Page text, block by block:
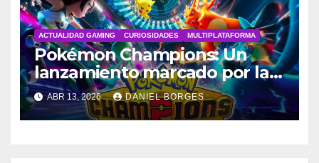
ACTUALIDAD GAMING CURIOSIDADES MULTIPLATAFORMA
Pokémon Champions: Un
lanzamiento marcado por la
polémica
ABR 13, 2026 DANIEL BORGES